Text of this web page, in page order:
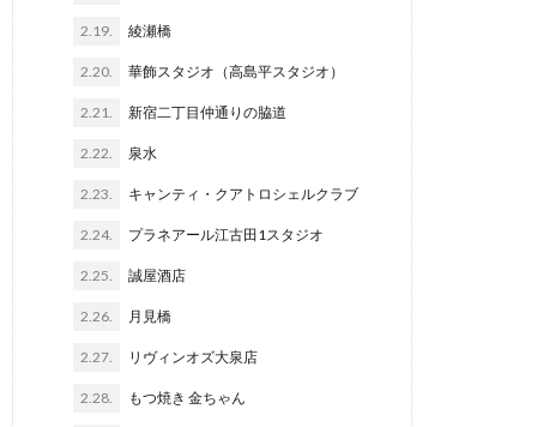
2.19. 綾瀬橋
2.20. 華飾スタジオ（高島平スタジオ）
2.21. 新宿二丁目仲通りの脇道
2.22. 泉水
2.23. キャンティ・クアトロシェルクラブ
2.24. プラネアール江古田1スタジオ
2.25. 誠屋酒店
2.26. 月見橋
2.27. リヴィンオズ大泉店
2.28. もつ焼き 金ちゃん